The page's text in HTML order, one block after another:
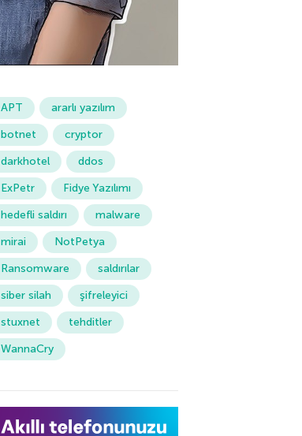
APT
ararlı yazılım
botnet
cryptor
darkhotel
ddos
ExPetr
Fidye Yazılımı
hedefli saldırı
malware
mirai
NotPetya
Ransomware
saldırılar
siber silah
şifreleyici
stuxnet
tehditler
WannaCry